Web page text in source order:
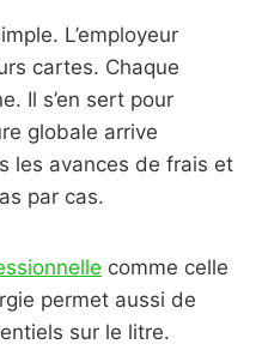
L’employeur
cartes. Chaque
Il s’en sert pour
globale arrive
les avances de frais et
par cas.
comme celle
permet aussi de
sur le litre.